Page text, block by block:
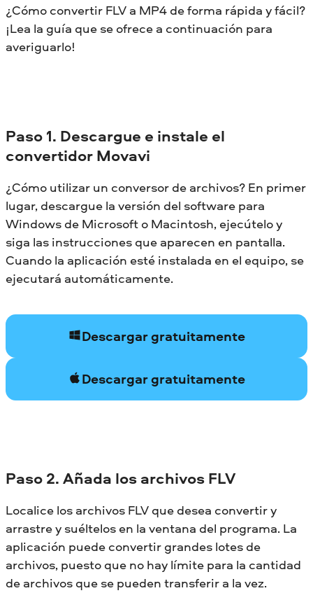
¿Cómo convertir FLV a MP4 de forma rápida y fácil?
¡Lea la guía que se ofrece a continuación para
averiguarlo!
Paso 1. Descargue e instale el
convertidor Movavi
¿Cómo utilizar un conversor de archivos? En primer
lugar, descargue la versión del software para
Windows de Microsoft o Macintosh, ejecútelo y
siga las instrucciones que aparecen en pantalla.
Cuando la aplicación esté instalada en el equipo, se
ejecutará automáticamente.
Descargar gratuitamente
Descargar gratuitamente
Paso 2. Añada los archivos FLV
Localice los archivos FLV que desea convertir y
arrastre y suéltelos en la ventana del programa. La
aplicación puede convertir grandes lotes de
archivos, puesto que no hay límite para la cantidad
de archivos que se pueden transferir a la vez.